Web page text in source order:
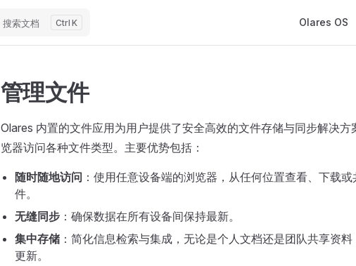
搜索文档 K Olares OS
管理文件
Olares 内置的文件应用为用户提供了安全高效的文件存储与同步解决方
览器访问各种文件类型。主要优势包括：
随时随地访问 ：使用任意设备端的浏览器，从任何位置查看、下载
件。
无缝同步 ：确保数据在所有设备间保持最新。
集中存储 ：简化信息检索与集成，无论是个人文档还是团队共享资
更新。